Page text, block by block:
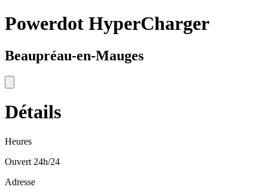
Powerdot HyperCharger
Beaupréau-en-Mauges
Détails
Heures
Ouvert 24h/24
Adresse